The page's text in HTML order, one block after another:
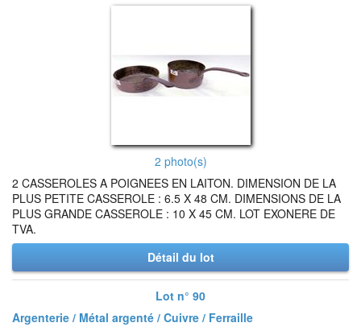
2 photo(s)
2 CASSEROLES A POIGNEES EN LAITON. DIMENSION DE LA
PLUS PETITE CASSEROLE : 6.5 X 48 CM. DIMENSIONS DE LA
PLUS GRANDE CASSEROLE : 10 X 45 CM. LOT EXONERE DE
TVA.
Détail du lot
Lot n° 90
Argenterie / Métal argenté / Cuivre / Ferraille